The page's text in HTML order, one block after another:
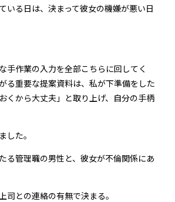
いる日は、決まって彼女の機嫌が悪い日
手作業の入力を全部こちらに回してく
る重要な提案資料は、私が下準備をした
くから大丈夫」と取り上げ、自分の手柄
した。
る管理職の男性と、彼女が不倫関係にあ
司との連絡の有無で決まる。